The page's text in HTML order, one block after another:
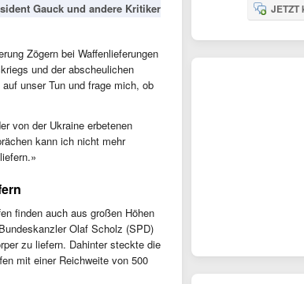
Gauck und andere Kritiker
Zögern bei Waffenlieferungen
und der abscheulichen
unser Tun und frage mich, ob
von der Ukraine erbetenen
kann ich nicht mehr
finden auch aus großen Höhen
Olaf Scholz (SPD)
zu liefern. Dahinter steckte die
mit einer Reichweite von 500
JETZT